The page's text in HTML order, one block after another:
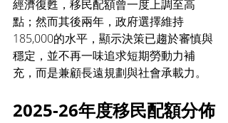
經濟復甦，移民配額曾一度上調至高
點；然而其後兩年，政府選擇維持
185,000的水平，顯示決策已趨於審慎與
穩定，並不再一味追求短期勞動力補
充，而是兼顧長遠規劃與社會承載力。
2025-26年度移民配額分佈